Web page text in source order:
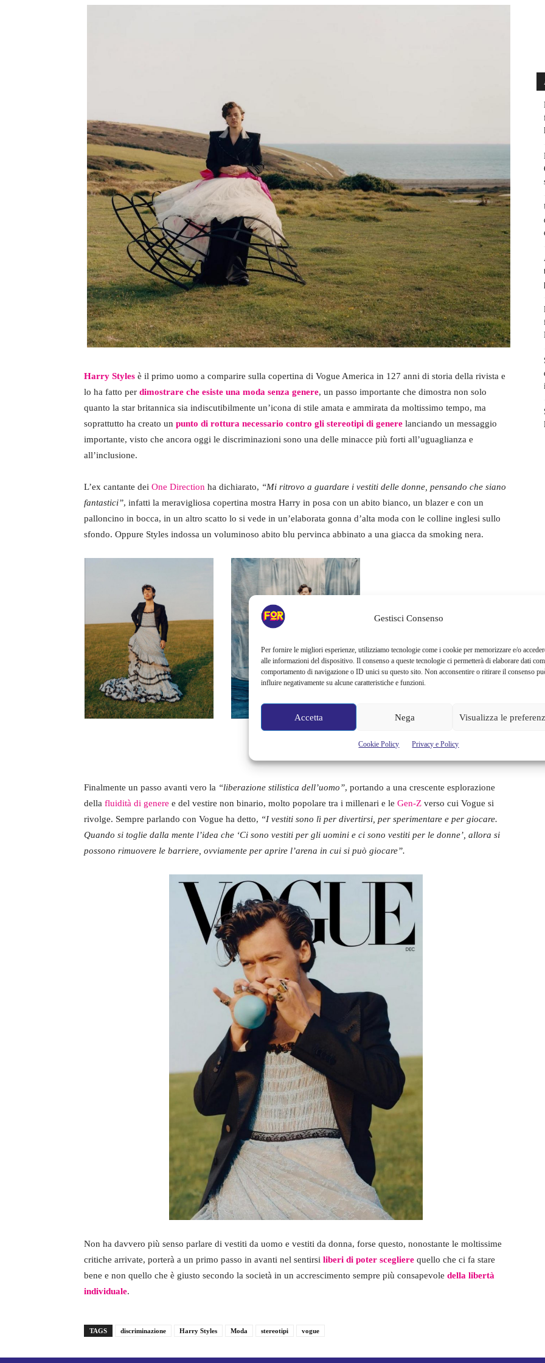
Gestisci Consenso
Per fornire le migliori esperienze, utilizziamo tecnologie come i cookie per memorizzare e/o
alle informazioni del dispositivo. Il consenso a queste tecnologie ci permetterà di elaborare dati
comportamento di navigazione o ID unici su questo sito. Non acconsentire o ritirare il consenso
influire negativamente su alcune caratteristiche e funzioni.
Accetta Nega Visualizza le
Cookie Policy Privacy e Policy
Harry Styles è il primo uomo a comparire sulla copertina di Vogue America in 127 anni di storia della rivista e
lo ha fatto per dimostrare che esiste una moda senza genere, un passo importante che dimostra non solo
quanto la star britannica sia indiscutibilmente un’icona di stile amata e ammirata da moltissimo tempo, ma
soprattutto ha creato un punto di rottura necessario contro gli stereotipi di genere lanciando un messaggio
importante, visto che ancora oggi le discriminazioni sono una delle minacce più forti all’uguaglianza e
all’inclusione.
L’ex cantante dei One Direction ha dichiarato, “Mi ritrovo a guardare i vestiti delle donne, pensando che siano
fantastici”, infatti la meravigliosa copertina mostra Harry in posa con un abito bianco, un blazer e con un
palloncino in bocca, in un altro scatto lo si vede in un’elaborata gonna d’alta moda con le colline inglesi sullo
sfondo. Oppure Styles indossa un voluminoso abito blu pervinca abbinato a una giacca da smoking nera.
Finalmente un passo avanti vero la “liberazione stilistica dell’uomo”, portando a una crescente esplorazione
della fluidità di genere e del vestire non binario, molto popolare tra i millenari e le Gen-Z verso cui Vogue si
rivolge. Sempre parlando con Vogue ha detto, “I vestiti sono lì per divertirsi, per sperimentare e per giocare.
Quando si toglie dalla mente l’idea che ‘Ci sono vestiti per gli uomini e ci sono vestiti per le donne’, allora si
possono rimuovere le barriere, ovviamente per aprire l’arena in cui si può giocare”.
Non ha davvero più senso parlare di vestiti da uomo e vestiti da donna, forse questo, nonostante le moltissime
critiche arrivate, porterà a un primo passo in avanti nel sentirsi liberi di poter scegliere quello che ci fa stare
bene e non quello che è giusto secondo la società in un accrescimento sempre più consapevole della libertà
individuale.
TAGS discriminazione Harry Styles Moda stereotipi vogue